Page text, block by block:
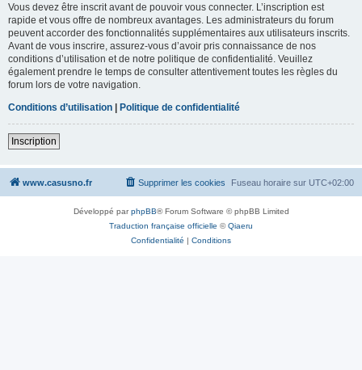
Vous devez être inscrit avant de pouvoir vous connecter. L’inscription est
rapide et vous offre de nombreux avantages. Les administrateurs du forum
peuvent accorder des fonctionnalités supplémentaires aux utilisateurs inscrits.
Avant de vous inscrire, assurez-vous d’avoir pris connaissance de nos
conditions d’utilisation et de notre politique de confidentialité. Veuillez
également prendre le temps de consulter attentivement toutes les règles du
forum lors de votre navigation.
Conditions d’utilisation | Politique de confidentialité
Inscription
www.casusno.fr Fuseau horaire sur UTC+02:00
Supprimer les cookies
Développé parphpBB® Forum Software © phpBB Limited
Traduction française officielle ©Qiaeru
Confidentialité | Conditions